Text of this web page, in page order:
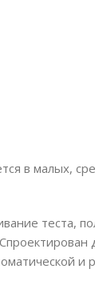
в малых,
теста,